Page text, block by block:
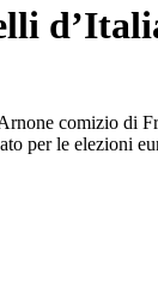
comizio di
per le elezioni